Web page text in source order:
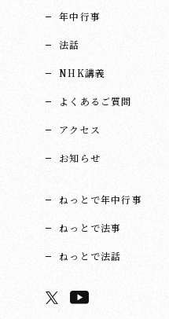
年中行事
法話
NHK講義
よくあるご質問
アクセス
お知らせ
ねっとで年中行事
ねっとで法事
ねっとで法話